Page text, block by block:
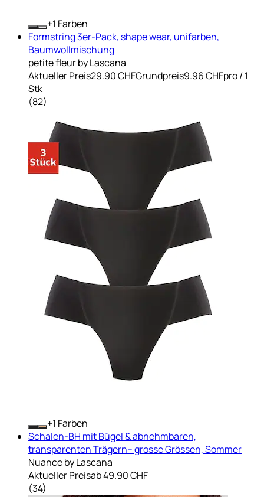
+ Farben
Formstring 3er-Pack, shape wear, unifarben,
Baumwollmischung
petite fleur by Lascana
Aktueller Preis29.90 CHFGrundpreis9.96 CHFpro/ 1
Stk
(82)
+ Farben
Schalen-BH mit Bügel & abnehmbaren,
transparenten Trägern– grosse Grössen, Sommer
Nuance by Lascana
Aktueller Preisab49.90 CHF
(34)